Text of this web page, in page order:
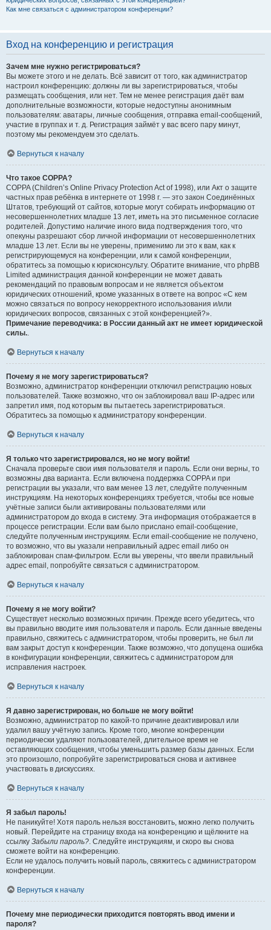
Как мне связаться с администратором конференции?
Вход на конференцию и регистрация
Зачем мне нужно регистрироваться?
Вы можете этого и не делать. Всё зависит от того, как администратор
настроил конференцию: должны ли вы зарегистрироваться, чтобы
размещать сообщения, или нет. Тем не менее регистрация даёт вам
дополнительные возможности, которые недоступны анонимным
пользователям: аватары, личные сообщения, отправка email-сообщений,
участие в группах и т. д. Регистрация займёт у вас всего пару минут,
поэтому мы рекомендуем это сделать.
Вернуться к началу
Что такое COPPA?
COPPA (Children’s Online Privacy Protection Act of 1998), или Акт о защите
частных прав ребёнка в интернете от 1998 г. — это закон Соединённых
Штатов, требующий от сайтов, которые могут собирать информацию от
несовершеннолетних младше 13 лет, иметь на это письменное согласие
родителей. Допустимо наличие иного вида подтверждения того, что
опекуны разрешают сбор личной информации от несовершеннолетних
младше 13 лет. Если вы не уверены, применимо ли это к вам, как к
регистрирующемуся на конференции, или к самой конференции,
обратитесь за помощью к юрисконсульту. Обратите внимание, что phpBB
Limited администрация данной конференции не может давать
рекомендаций по правовым вопросам и не является объектом
юридических отношений, кроме указанных в ответе на вопрос «С кем
можно связаться по вопросу некорректного использования и/или
юридических вопросов, связанных с этой конференцией?».
Примечание переводчика: в России данный акт не имеет юридической
силы.
Вернуться к началу
Почему я не могу зарегистрироваться?
Возможно, администратор конференции отключил регистрацию новых
пользователей. Также возможно, что он заблокировал ваш IP-адрес или
запретил имя, под которым вы пытаетесь зарегистрироваться.
Обратитесь за помощью к администратору конференции.
Вернуться к началу
Я только что зарегистрировался, но не могу войти!
Сначала проверьте свои имя пользователя и пароль. Если они верны, то
возможны два варианта. Если включена поддержка COPPA и при
регистрации вы указали, что вам менее 13 лет, следуйте полученным
инструкциям. На некоторых конференциях требуется, чтобы все новые
учётные записи были активированы пользователями или
администратором до входа в систему. Эта информация отображается в
процессе регистрации. Если вам было прислано email-сообщение,
следуйте полученным инструкциям. Если email-сообщение не получено,
то возможно, что вы указали неправильный адрес email либо он
заблокирован спам-фильтром. Если вы уверены, что ввели правильный
адрес email, попробуйте связаться с администратором.
Вернуться к началу
Почему я не могу войти?
Существует несколько возможных причин. Прежде всего убедитесь, что
вы правильно вводите имя пользователя и пароль. Если данные введены
правильно, свяжитесь с администратором, чтобы проверить, не был ли
вам закрыт доступ к конференции. Также возможно, что допущена ошибка
в конфигурации конференции, свяжитесь с администратором для
исправления настроек.
Вернуться к началу
Я давно зарегистрирован, но больше не могу войти!
Возможно, администратор по какой-то причине деактивировал или
удалил вашу учётную запись. Кроме того, многие конференции
периодически удаляют пользователей, длительное время не
оставляющих сообщения, чтобы уменьшить размер базы данных. Если
это произошло, попробуйте зарегистрироваться снова и активнее
участвовать в дискуссиях.
Вернуться к началу
Я забыл пароль!
Не паникуйте! Хотя пароль нельзя восстановить, можно легко получить
новый. Перейдите на страницу входа на конференцию и щёлкните на
ссылку Забыли пароль? . Следуйте инструкциям, и скоро вы снова
сможете войти на конференцию.
Если не удалось получить новый пароль, свяжитесь с администратором
конференции.
Вернуться к началу
Почему мне периодически приходится повторять ввод имени и
пароля?